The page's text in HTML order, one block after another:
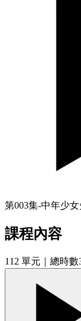
第003集-中年少
課程內容
112 單元 ｜總時